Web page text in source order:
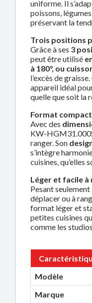
uniforme. Il
poissons,
préservant la
Trois positions
Grâce à ses 3
peut être utilisé
à 180°, ou
l’excès de
appareil idéal
quelle que soit la
Format
Avec des
KW-
ranger. Son
s’intègre
cuisines, qu’elles
Léger et facile à
Pesant seulement
déplacer ou à
format léger et
petites cuisines
comme les
Modèle
Marque